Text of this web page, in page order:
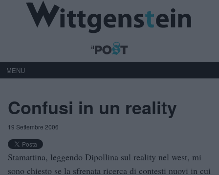
MENU
Confusi in un reality
19 Settembre 2006
Stamattina, leggendo Dipollina sul reality nel west, mi
sono chiesto se la sfrenata ricerca di contesti nuovi in cui